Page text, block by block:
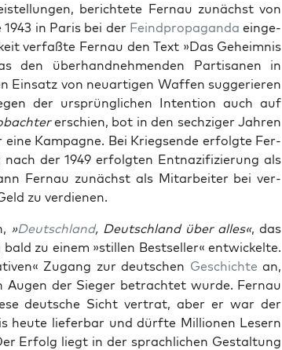
berichtete Fer­nau zunächst von
in Paris bei der Feind­pro­pa­gan­da einge­
ver­faßte Fer­nau den Text »Das Geheim­nis
den über­hand­nehmenden Par­ti­sa­nen in
Ein­satz von neuar­ti­gen Waf­fen sug­gerieren
der ursprünglichen Inten­tion auch auf
erschien, bot in den sechziger Jahren
Kam­pagne. Bei Kriegsende erfol­gte Fer­
nach der 1949 erfol­gten Ent­naz­i­fizierung als
Fer­nau zunächst als Mitar­beit­er bei ver­
zu ver­di­enen.
»Deutsch­land, Deutsch­land über alles«, das
zu einem »stillen Best­seller« entwick­elte.
Zugang zur deutschen Geschichte an,
Augen der Sieger betra­chtet wurde. Fer­nau
deutsche Sicht ver­trat, aber er war der
heute liefer­bar und dürfte Mil­lio­nen Lesern
Erfolg liegt in der sprach­lichen Gestal­tung